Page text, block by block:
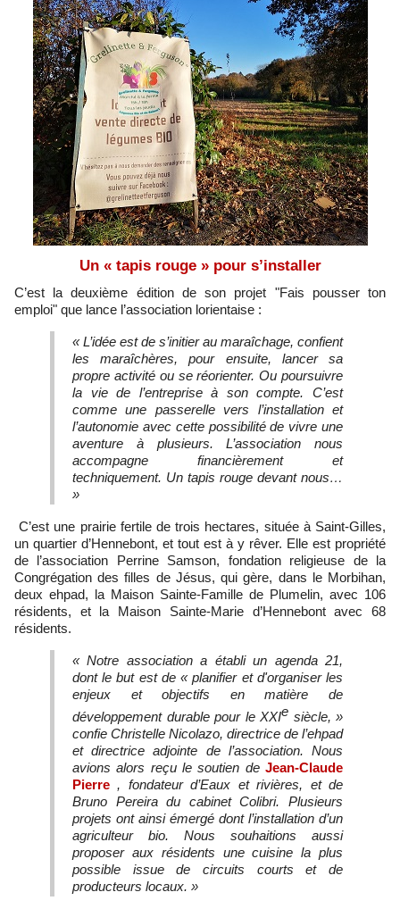
Un « tapis rouge » pour s’installer
C’est la deuxième édition de son projet "Fais pousser ton
emploi" que lance l’association lorientaise :
«L’idée est de s’initier au maraîchage, confient
les maraîchères, pour ensuite, lancer sa
propre activité ou se réorienter. Ou poursuivre
la vie de l’entreprise à son compte. C’est
comme une passerelle vers l’installation et
l’autonomie avec cette possibilité de vivre une
aventure à plusieurs. L’association nous
accompagne financièrement et
techniquement. Un tapis rouge devant nous…
»
C’est une prairie fertile de trois hectares, située à Saint-Gilles,
un quartier d’Hennebont, et tout est à y rêver. Elle est propriété
de l’association Perrine Samson, fondation religieuse de la
Congrégation des filles de Jésus, qui gère, dans le Morbihan,
deux ehpad, la Maison Sainte-Famille de Plumelin, avec 106
résidents, et la Maison Sainte-Marie d’Hennebont avec 68
résidents.
« Notre association a établi un agenda 21,
dont le but est de« planifier et d'organiser les
enjeux et objectifs en matière de
développement durable pour le XXIe siècle, »
confie Christelle Nicolazo, directrice de l’ehpad
et directrice adjointe de l’association. Nous
avions alors reçu le soutien de Jean-Claude
Pierre , fondateur d’Eaux et rivières, et de
Bruno Pereira du cabinet Colibri. Plusieurs
projets ont ainsi émergé dont l’installation d’un
agriculteur bio. Nous souhaitions aussi
proposer aux résidents une cuisine la plus
possible issue de circuits courts et de
producteurs locaux. »